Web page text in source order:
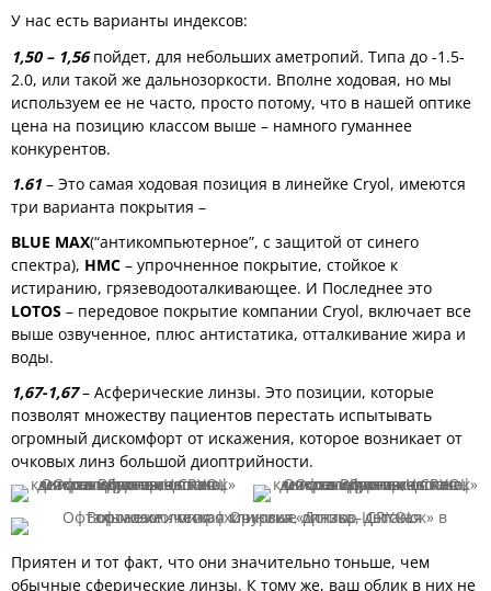
У нас есть варианты индексов:
1,50 – 1,56пойдет, для небольших аметропий. Типа до -1.5-
2.0, или такой же дальнозоркости. Вполне ходовая, но мы
используем ее не часто, просто потому, что в нашей оптике
цена на позицию классом выше – намного гуманнее
конкурентов.
1.61– Это самая ходовая позиция в линейке Cryol, имеются
три варианта покрытия –
BLUE MAX(“антикомпьютерное”, с защитой от синего
спектра), HMC – упрочненное покрытие, стойкое к
истиранию, грязеводооталкивающее. И Последнее это
LOTOS – передовое покрытие компании Cryol, включает все
выше озвученное, плюс антистатика, отталкивание жира и
воды.
1,67-1,67– Асферические линзы. Это позиции, которые
позволят множеству пациентов перестать испытывать
огромный дискомфорт от искажения, которое возникает от
очковых линз большой диоптрийности.
Приятен и тот факт, что они значительно тоньше, чем
обычные сферические линзы. К тому же, ваш облик в них не